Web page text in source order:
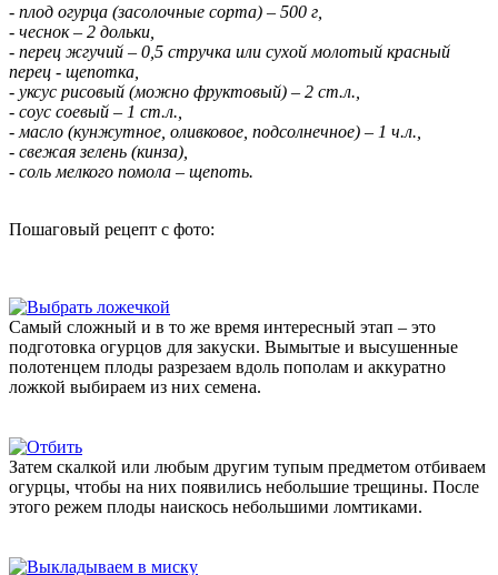
- плод огурца (засолочные сорта) – 500 г,
- чеснок – 2 дольки,
- перец жгучий – 0,5 стручка или сухой молотый красный
перец - щепотка,
- уксус рисовый (можно фруктовый) – 2 ст.л.,
- соус соевый – 1 ст.л.,
- масло (кунжутное, оливковое, подсолнечное) – 1 ч.л.,
- свежая зелень (кинза),
- соль мелкого помола – щепоть.
Пошаговый рецепт с фото:
Самый сложный и в то же время интересный этап – это
подготовка огурцов для закуски. Вымытые и высушенные
полотенцем плоды разрезаем вдоль пополам и аккуратно
ложкой выбираем из них семена.
Затем скалкой или любым другим тупым предметом отбиваем
огурцы, чтобы на них появились небольшие трещины. После
этого режем плоды наискось небольшими ломтиками.